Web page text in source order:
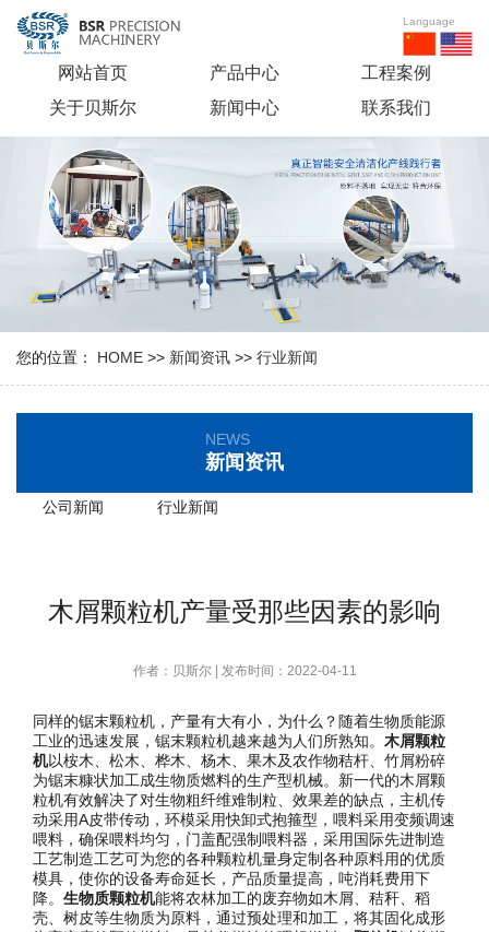
网站首页 产品中心
工程案例
关于贝斯尔
新闻中心 联系我们
Language
您的位置： HOME >> 新闻资讯 >> 行业新闻
NEWS
新闻资讯
公司新闻 行业新闻
木屑颗粒机产量受那些因素的影响
作者：贝斯尔 | 发布时间：2022-04-11
同样的锯末颗粒机，产量有大有小，为什么？随着生物质能源
工业的迅速发展，锯末颗粒机越来越为人们所熟知。 木屑颗粒
机以桉木、松木、桦木、杨木、果木及农作物秸杆、竹屑粉碎
为锯末糠状加工成生物质燃料的生产型机械。新一代的木屑颗
粒机有效解决了对生物粗纤维难制粒、效果差的缺点，主机传
动采用A皮带传动，环模采用快卸式抱箍型，喂料采用变频调速
喂料，确保喂料均匀，门盖配强制喂料器，采用国际先进制造
工艺制造工艺可为您的各种颗粒机量身定制各种原料用的优质
模具，使你的设备寿命延长，产品质量提高，吨消耗费用下
降。 生物质颗粒机能将农林加工的废弃物如木屑、秸秆、稻
壳、树皮等生物质为原料，通过预处理和加工，将其固化成形